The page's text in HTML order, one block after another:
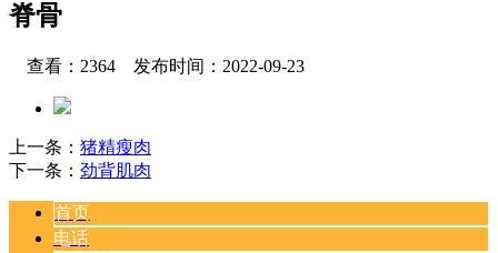
脊骨
查看：2364 发布时间：2022-09-23
上一条： 猪精瘦肉
下一条： 劲背肌肉
首页
电话